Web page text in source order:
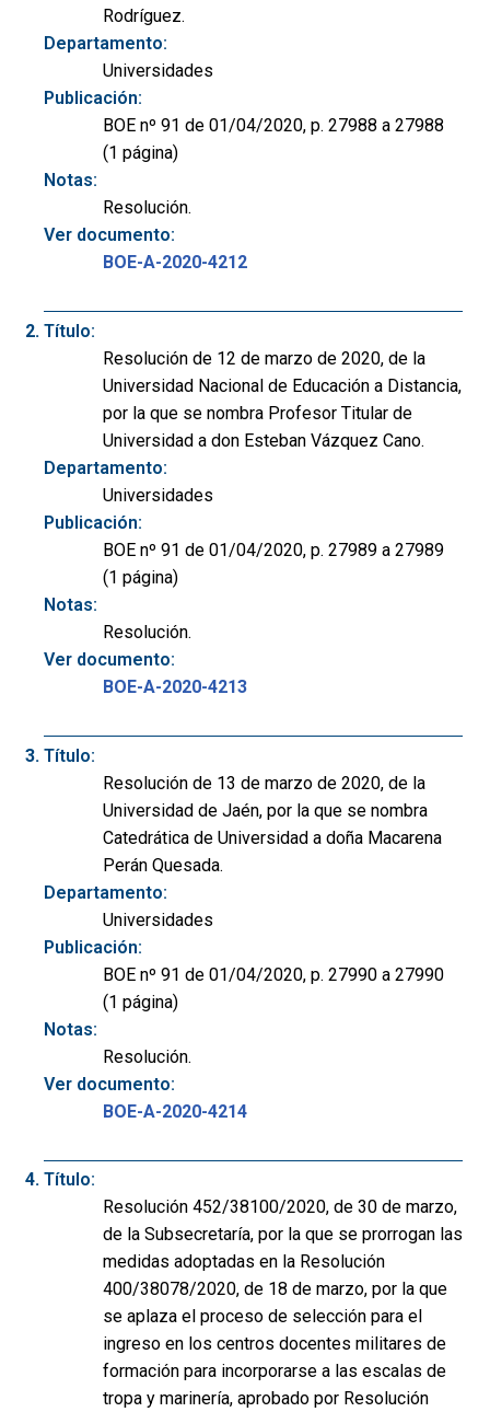
Rodríguez.
Departamento:
Universidades
Publicación:
BOE nº 91 de 01/04/2020, p. 27988 a 27988
(1 página)
Notas:
Resolución.
Ver documento:
BOE-A-2020-4212
Título:
Resolución de 12 de marzo de 2020, de la
Universidad Nacional de Educación a Distancia,
por la que se nombra Profesor Titular de
Universidad a don Esteban Vázquez Cano.
Departamento:
Universidades
Publicación:
BOE nº 91 de 01/04/2020, p. 27989 a 27989
(1 página)
Notas:
Resolución.
Ver documento:
BOE-A-2020-4213
Título:
Resolución de 13 de marzo de 2020, de la
Universidad de Jaén, por la que se nombra
Catedrática de Universidad a doña Macarena
Perán Quesada.
Departamento:
Universidades
Publicación:
BOE nº 91 de 01/04/2020, p. 27990 a 27990
(1 página)
Notas:
Resolución.
Ver documento:
BOE-A-2020-4214
Título:
Resolución 452/38100/2020, de 30 de marzo,
de la Subsecretaría, por la que se prorrogan las
medidas adoptadas en la Resolución
400/38078/2020, de 18 de marzo, por la que
se aplaza el proceso de selección para el
ingreso en los centros docentes militares de
formación para incorporarse a las escalas de
tropa y marinería, aprobado por Resolución